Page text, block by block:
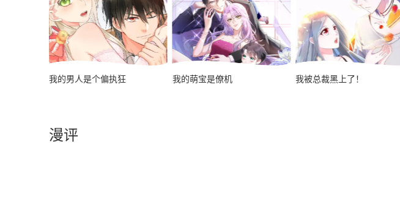
我的男人是个偏执狂 我的萌宝是僚机 我被总裁黑上了！
漫评